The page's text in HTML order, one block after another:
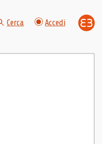
Cerca Accedi